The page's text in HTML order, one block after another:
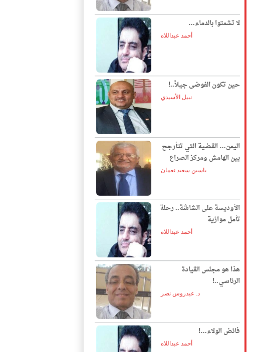
لا تشمتوا بالدماء…
أحمد عبداللاه
حين تكون الفوضى جيلاً..!
نبيل الأسيدي
اليمن… القضية التي تتأرجح
بين الهامش ومركز الصراع
ياسين سعيد نعمان
الأوديسة على الشاشة.. رحلة
تأمل موازية
أحمد عبداللاه
هذا هو مجلس القيادة
الرئاسي..!
د. عيدروس نصر
فائض الولاء…!
أحمد عبداللاه